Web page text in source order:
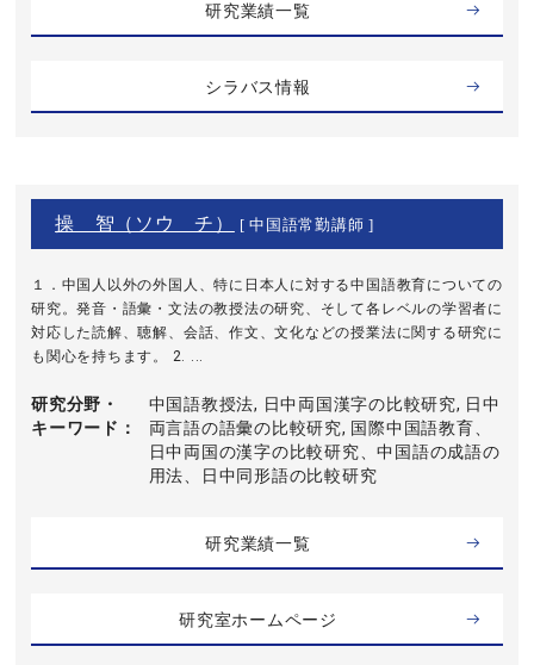
研究業績一覧
シラバス情報
操 智（ソウ チ） [ 中国語常勤講師 ]
１．中国人以外の外国人、特に日本人に対する中国語教育についての
研究。発音・語彙・文法の教授法の研究、そして各レベルの学習者に
対応した読解、聴解、会話、作文、文化などの授業法に関する研究に
も関心を持ちます。 2. ...
研究分野・
キーワード
中国語教授法, 日中両国漢字の比較研究, 日中
両言語の語彙の比較研究, 国際中国語教育、
日中両国の漢字の比較研究、中国語の成語の
用法、日中同形語の比較研究
研究業績一覧
研究室ホームページ